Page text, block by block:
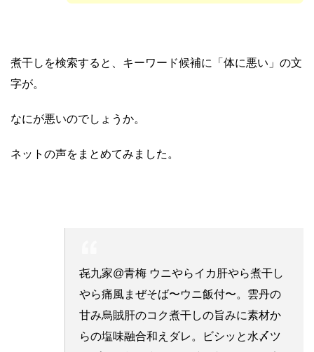
煮干しを検索すると、キーワード候補に「体に悪い」の文
字が。
なにが悪いのでしょうか。
ネットの声をまとめてみました。
㐂九家@青梅 ウニやらイカ肝やら煮干し
やら痛風まぜそば〜ウニ飯付〜。雲丹の
甘み烏賊肝のコク煮干しの旨みに素材か
らの塩味融合和えダレ。ビシッと水〆ツ